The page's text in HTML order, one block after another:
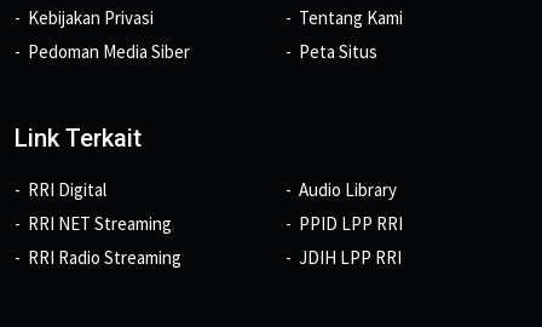
Kebijakan Privasi
Pedoman Media Siber
Tentang Kami
Peta Situs
Link Terkait
RRI Digital
RRI NET Streaming
RRI Radio Streaming
Audio Library
PPID LPP RRI
JDIH LPP RRI